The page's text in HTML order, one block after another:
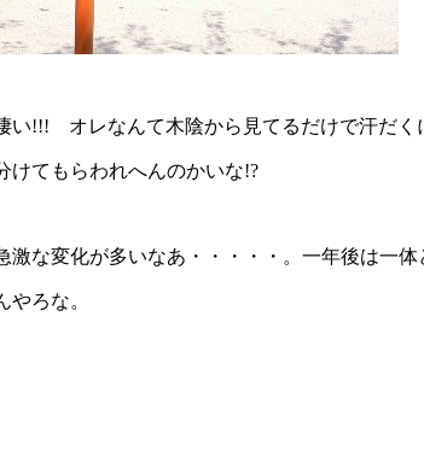
!!! オレなんて木陰から見てるだけで汗だく
けてもらわれへんのかいな!?
な変化が多いなあ・・・・・。一年後は一
やろな。